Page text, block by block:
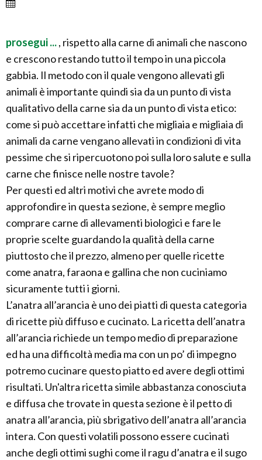
prosegui ..., rispetto alla carne di animali che nascono
e crescono restando tutto il tempo in una piccola
gabbia. Il metodo con il quale vengono allevati gli
animali è importante quindi sia da un punto di vista
qualitativo della carne sia da un punto di vista etico:
come si può accettare infatti che migliaia e migliaia di
animali da carne vengano allevati in condizioni di vita
pessime che si ripercuotono poi sulla loro salute e sulla
carne che finisce nelle nostre tavole?
Per questi ed altri motivi che avrete modo di
approfondire in questa sezione, è sempre meglio
comprare carne di allevamenti biologici e fare le
proprie scelte guardando la qualità della carne
piuttosto che il prezzo, almeno per quelle ricette
come anatra, faraona e gallina che non cuciniamo
sicuramente tutti i giorni.
L’anatra all’arancia è uno dei piatti di questa categoria
di ricette più diffuso e cucinato. La ricetta dell’anatra
all’arancia richiede un tempo medio di preparazione
ed ha una difficoltà media ma con un po’ di impegno
potremo cucinare questo piatto ed avere degli ottimi
risultati. Un'altra ricetta simile abbastanza conosciuta
e diffusa che trovate in questa sezione è il petto di
anatra all’arancia, più sbrigativo dell’anatra all’arancia
intera. Con questi volatili possono essere cucinati
anche degli ottimi sughi come il ragu d’anatra e il sugo